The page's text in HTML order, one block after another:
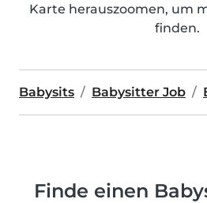
Karte herauszoomen, um
finden.
Babysits Babysitter Job
Finde einen